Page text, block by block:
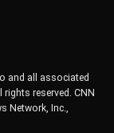
and all associated
reserved. CNN
Network, Inc.,